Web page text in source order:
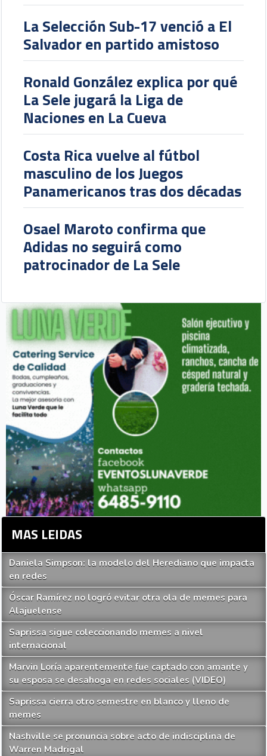
La Selección Sub-17 venció a El
Salvador en partido amistoso
Ronald González explica por qué
La Sele jugará la Liga de
Naciones en La Cueva
Costa Rica vuelve al fútbol
masculino de los Juegos
Panamericanos tras dos décadas
Osael Maroto confirma que
Adidas no seguirá como
patrocinador de La Sele
MAS LEIDAS
Daniela Simpson: la modelo del Herediano que impacta
en redes
Óscar Ramírez no logró evitar otra ola de memes para
Alajuelense
Saprissa sigue coleccionando memes a nivel
internacional
Marvin Loría aparentemente fue captado con amante y
su esposa se desahoga en redes sociales (VIDEO)
Saprissa cierra otro semestre en blanco y lleno de
memes
Nashville se pronuncia sobre acto de indisciplina de
Warren Madrigal